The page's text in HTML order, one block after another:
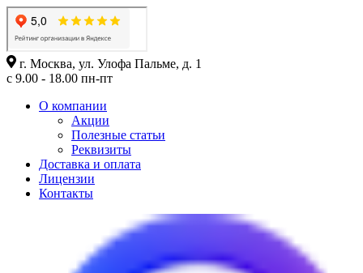
г. Москва, ул. Улофа Пальме, д. 1
с 9.00 - 18.00 пн-пт
О компании
Акции
Полезные статьи
Реквизиты
Доставка и оплата
Лицензии
Контакты